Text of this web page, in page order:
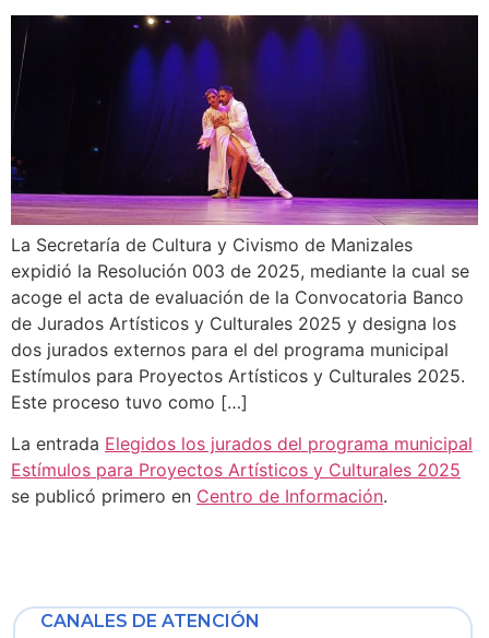
La Secretaría de Cultura y Civismo de Manizales
expidió la Resolución 003 de 2025, mediante la cual se
acoge el acta de evaluación de la Convocatoria Banco
de Jurados Artísticos y Culturales 2025 y designa los
dos jurados externos para el del programa municipal
Estímulos para Proyectos Artísticos y Culturales 2025.
Este proceso tuvo como […]
La entrada Elegidos los jurados del programa municipal
Estímulos para Proyectos Artísticos y Culturales 2025
se publicó primero en Centro de Información.
CANALES DE ATENCIÓN